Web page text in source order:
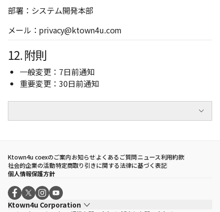
部署：システム開発本部
メール： privacy@ktown4u.com
12. 附則
一般変更：7日前通知
重要変更：30日前通知
Ktown4u coexのご案内お知らせよくあるご質問ニュース利用約款
社会的企業の活動特定商取り引きに関する法律に基づく表記
個人情報保護方針
Ktown4u Corporation